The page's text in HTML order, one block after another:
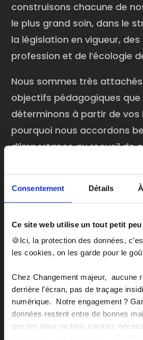
Consentement Détails
Ce site web utilise un tout petit
🍪Ici, la protection des données,
les cookies, on les garde pour le
Chez Changement majeur, aucune
derrière l’écran, pas de traçage
numérique. Notre engagement ?
données restent entre de bonnes
que les deux ou trois cookies
construisons chacune de
le plus grand soin, dans le
la législation en vigueur,
profession et de l’écologie
Nous sommes très
objectifs pédagogiques que
déterminons à partir de vos
pourquoi nous accordons
d’importance au recueil de
ainsi qu’à la mise en
mesurer réellement et
EN SAVOIR PLUS SUR
CONSULTER NOTRE
FORMATIONS